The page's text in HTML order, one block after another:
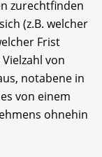
zurechtfinden
(z.B. welcher
Frist
von
notabene in
von einem
ohnehin